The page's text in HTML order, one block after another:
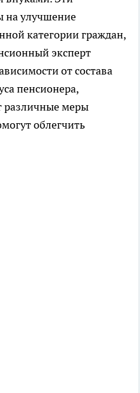
на улучшение
категории граждан,
эксперт
от состава
пенсионера,
различные меры
облегчить